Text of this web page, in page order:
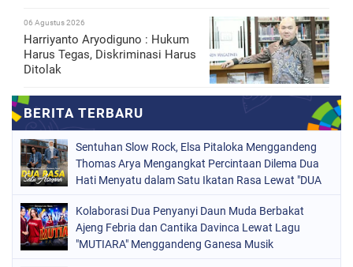
06 Agustus 2026
Harriyanto Aryodiguno : Hukum
Harus Tegas, Diskriminasi Harus
Ditolak
Sentuhan Slow Rock, Elsa Pitaloka Menggandeng
Thomas Arya Mengangkat Percintaan Dilema Dua
Hati Menyatu dalam Satu Ikatan Rasa Lewat "DUA
Kolaborasi Dua Penyanyi Daun Muda Berbakat
Ajeng Febria dan Cantika Davinca Lewat Lagu
"MUTIARA" Menggandeng Ganesa Musik